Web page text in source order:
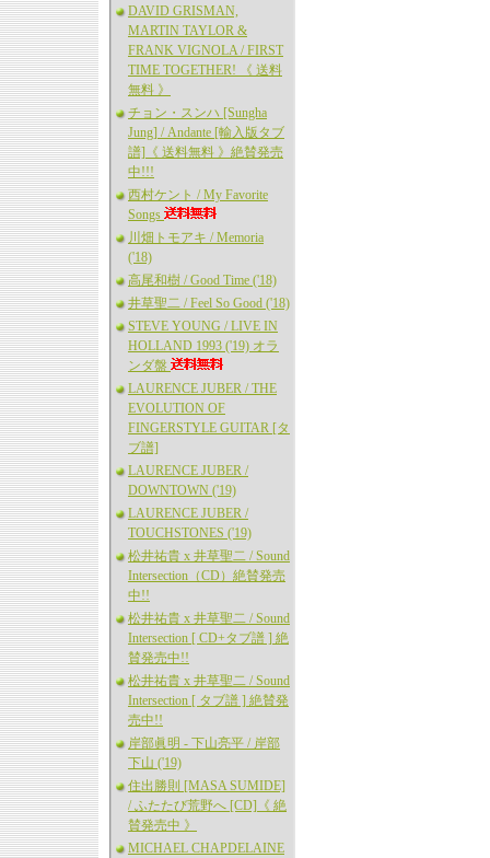
DAVID GRISMAN,
MARTIN TAYLOR &
FRANK VIGNOLA / FIRST
TIME TOGETHER! 《 送料
無料 》
チョン・スンハ [Sungha
Jung] / Andante [輸入版タブ
譜]《 送料無料 》絶賛発売
中!!!
西村ケント / My Favorite
Songs
川畑トモアキ / Memoria
('18)
高尾和樹 / Good Time ('18)
井草聖二 / Feel So Good ('18)
STEVE YOUNG / LIVE IN
HOLLAND 1993 ('19) オラ
ンダ盤
LAURENCE JUBER / THE
EVOLUTION OF
FINGERSTYLE GUITAR [タ
ブ譜]
LAURENCE JUBER /
DOWNTOWN ('19)
LAURENCE JUBER /
TOUCHSTONES ('19)
松井祐貴 x 井草聖二 / Sound
Intersection（CD）絶賛発売
中!!
松井祐貴 x 井草聖二 / Sound
Intersection [ CD+タブ譜 ] 絶
賛発売中!!
松井祐貴 x 井草聖二 / Sound
Intersection [ タブ譜 ] 絶賛発
売中!!
岸部眞明 - 下山亮平 / 岸部
下山 ('19)
住出勝則 [MASA SUMIDE]
/ ふたたび荒野へ [CD]《 絶
賛発売中 》
MICHAEL CHAPDELAINE